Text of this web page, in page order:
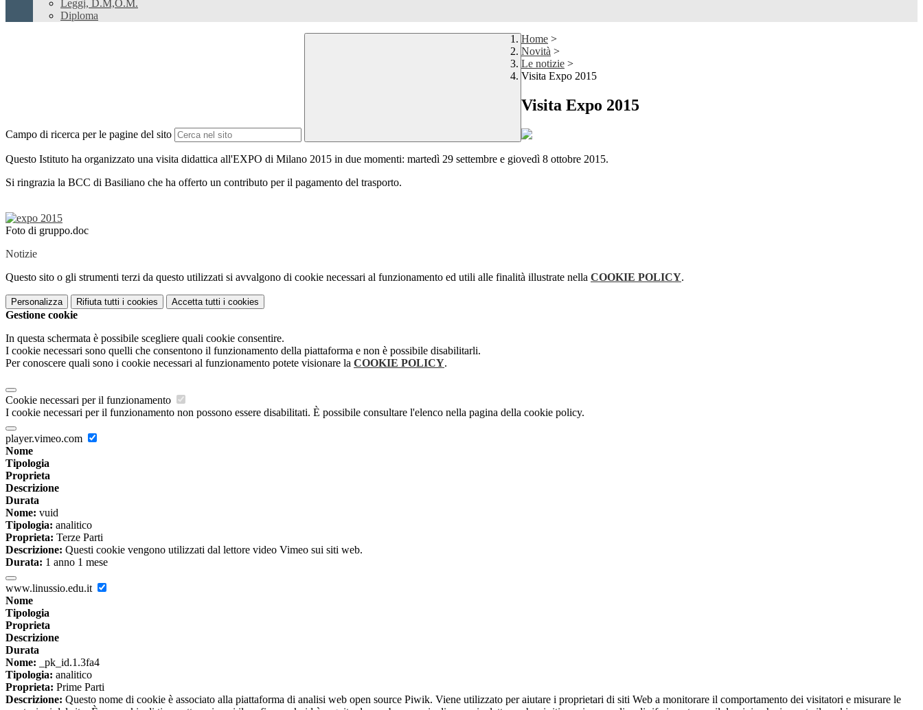
Leggi, D.M,O.M.
Diploma
Campo di ricerca per le pagine del sito
Home >
Novità >
Le notizie >
Visita Expo 2015
Visita Expo 2015
Questo Istituto ha organizzato una visita didattica all'EXPO di Milano 2015 in due momenti: martedì 29 settembre e giovedì 8 ottobre 2015.
Si ringrazia la BCC di Basiliano che ha offerto un contributo per il pagamento del trasporto.
Foto di gruppo.doc
Notizie
Questo sito o gli strumenti terzi da questo utilizzati si avvalgono di cookie necessari al funzionamento ed utili alle finalità illustrate nella COOKIE POLICY.
Personalizza Rifiuta tutti i cookies Accetta tutti i cookies
Gestione cookie
In questa schermata è possibile scegliere quali cookie consentire.
I cookie necessari sono quelli che consentono il funzionamento della piattaforma e non è possibile disabilitarli.
Per conoscere quali sono i cookie necessari al funzionamento potete visionare la COOKIE POLICY.
Cookie necessari per il funzionamento
I cookie necessari per il funzionamento non possono essere disabilitati. È possibile consultare l'elenco nella pagina della cookie policy.
player.vimeo.com
Nome
Tipologia
Proprieta
Descrizione
Durata
Nome: vuid
Tipologia: analitico
Proprieta: Terze Parti
Descrizione: Questi cookie vengono utilizzati dal lettore video Vimeo sui siti web.
Durata: 1 anno 1 mese
www.linussio.edu.it
Nome
Tipologia
Proprieta
Descrizione
Durata
Nome: _pk_id.1.3fa4
Tipologia: analitico
Proprieta: Prime Parti
Descrizione: Questo nome di cookie è associato alla piattaforma di analisi web open source Piwik. Viene utilizzato per aiutare i proprietari di siti Web a monitorare il comportamento dei visitatori e misurare le